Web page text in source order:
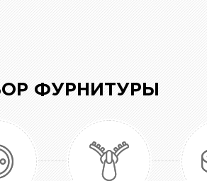
ФУРНИТУРЫ